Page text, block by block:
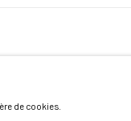
de cookies.